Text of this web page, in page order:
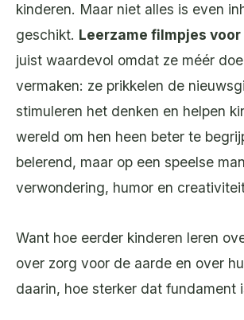
kinderen. Maar niet alles is even
geschikt. Leerzame filmpjes
juist waardevol omdat ze méér
vermaken: ze prikkelen de
stimuleren het denken en helpen
wereld om hen heen beter te
belerend, maar op een speelse
verwondering, humor en
Want hoe eerder kinderen leren
over zorg voor de aarde en over
daarin, hoe sterker dat fundament